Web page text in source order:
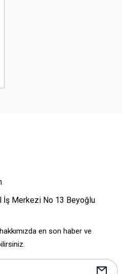
İş Merkezi No 13 Beyoğlu
en son haber ve